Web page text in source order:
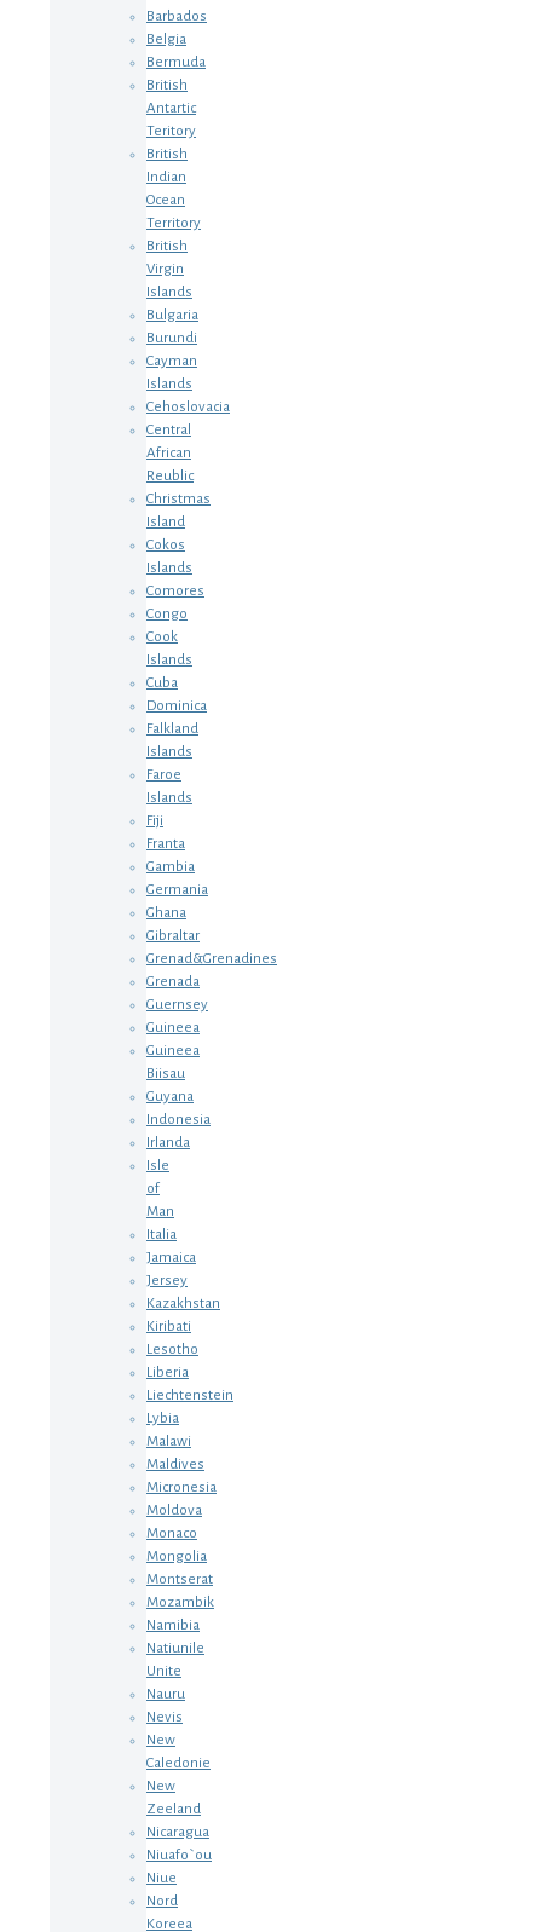
Barbados
Belgia
Bermuda
British
Antartic
Teritory
British
Indian
Ocean
Territory
British
Virgin
Islands
Bulgaria
Burundi
Cayman
Islands
Cehoslovacia
Central
African
Reublic
Christmas
Island
Cokos
Islands
Comores
Congo
Cook
Islands
Cuba
Dominica
Falkland
Islands
Faroe
Islands
Fiji
Franta
Gambia
Germania
Ghana
Gibraltar
Grenad&Grenadines
Grenada
Guernsey
Guineea
Guineea
Biisau
Guyana
Indonesia
Irlanda
Isle
of
Man
Italia
Jamaica
Jersey
Kazakhstan
Kiribati
Lesotho
Liberia
Liechtenstein
Lybia
Malawi
Maldives
Micronesia
Moldova
Monaco
Mongolia
Montserat
Mozambik
Namibia
Natiunile
Unite
Nauru
Nevis
New
Caledonie
New
Zeeland
Nicaragua
Niuafo`ou
Niue
Nord
Koreea